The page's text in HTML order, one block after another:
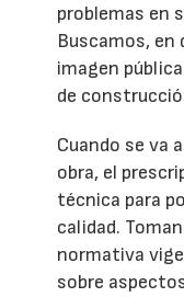
problemas en
Buscamos,
imagen
de
Cuando se va
obra, el
técnica para
calidad.
normativa
sobre